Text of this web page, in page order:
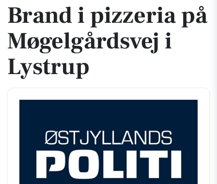
Brand i pizzeria på
Møgelgårdsvej i
Lystrup